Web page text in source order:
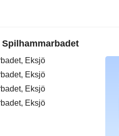
Spilhammarbadet